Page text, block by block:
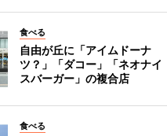
食べる
自由が丘に「アイムドーナ
ツ？」「ダコー」「ネオナイ
スバーガー」の複合店
食べる